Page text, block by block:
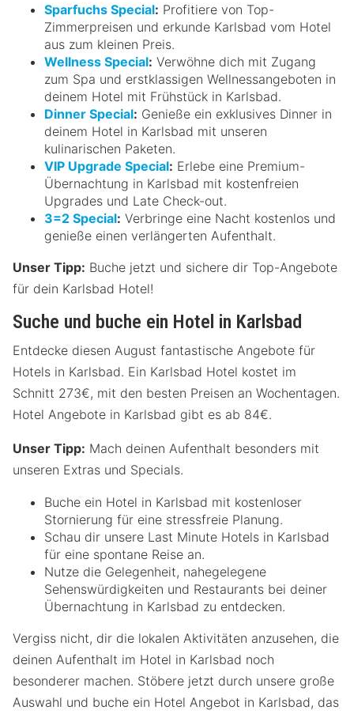
Sparfuchs Special: Profitiere von Top-
Zimmerpreisen und erkunde Karlsbad vom Hotel
aus zum kleinen Preis.
Wellness Special: Verwöhne dich mit Zugang
zum Spa und erstklassigen Wellnessangeboten in
deinem Hotel mit Frühstück in Karlsbad.
Dinner Special: Genieße ein exklusives Dinner in
deinem Hotel in Karlsbad mit unseren
kulinarischen Paketen.
VIP Upgrade Special: Erlebe eine Premium-
Übernachtung in Karlsbad mit kostenfreien
Upgrades und Late Check-out.
3=2 Special: Verbringe eine Nacht kostenlos und
genieße einen verlängerten Aufenthalt.
Unser Tipp: Buche jetzt und sichere dir Top-Angebote
für dein Karlsbad Hotel!
Suche und buche ein Hotel in Karlsbad
Entdecke diesen August fantastische Angebote für
Hotels in Karlsbad. Ein Karlsbad Hotel kostet im
Schnitt 273€, mit den besten Preisen an Wochentagen.
Hotel Angebote in Karlsbad gibt es ab 84€.
Unser Tipp: Mach deinen Aufenthalt besonders mit
unseren Extras und Specials.
Buche ein Hotel in Karlsbad mit kostenloser
Stornierung für eine stressfreie Planung.
Schau dir unsere Last Minute Hotels in Karlsbad
für eine spontane Reise an.
Nutze die Gelegenheit, nahegelegene
Sehenswürdigkeiten und Restaurants bei deiner
Übernachtung in Karlsbad zu entdecken.
Vergiss nicht, dir die lokalen Aktivitäten anzusehen, die
deinen Aufenthalt im Hotel in Karlsbad noch
besonderer machen. Stöbere jetzt durch unsere große
Auswahl und buche ein Hotel Angebot in Karlsbad, das